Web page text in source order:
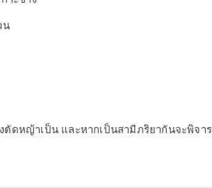
น
ตัดหญ้าเป็น และหากเป็นสามีภริยากันจะพิจา